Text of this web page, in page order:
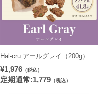
Hal-cru アールグレイ（200g）
¥1,976 （税込）
定期通常:1,779 （税込）